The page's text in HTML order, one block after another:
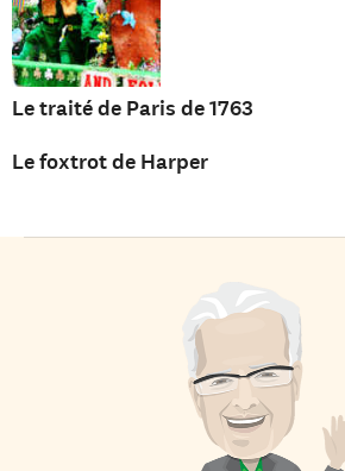
Le traité de Paris de 1763
Le foxtrot de Harper